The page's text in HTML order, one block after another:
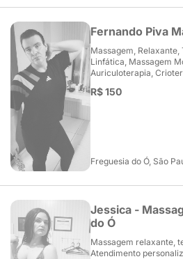
Fernando Piva
Massagem,
Linfática, Massagem
Auriculoterapia,
R$ 150
Freguesia do Ó, São
Jessica -
do Ó
Massagem relaxante,
Atendimento